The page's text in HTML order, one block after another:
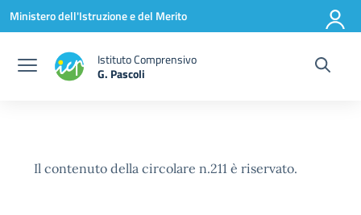
Vai ai contenuti
Vai al menu di navigazione
Vai al footer
Ministero dell'Istruzione e del Merito
Istituto Comprensivo
G. Pascoli
Il contenuto della circolare n.211 è riservato.